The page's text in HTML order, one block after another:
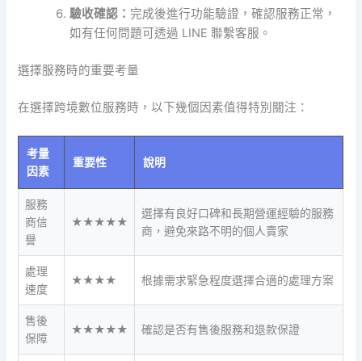
驗收確認： 完成後進行功能驗證，確認服務正常，
如有任何問題可透過 LINE 聯繫客服。
選擇服務時的重要考量
在選擇跨境數位服務時，以下幾個因素值得特別關注：
考量
因素
重要性 說明
服務
商信
譽
★★★★★
選擇有良好口碑和長期營運經驗的服務
商，避免來路不明的個人賣家
處理
速度
★★★★ 根據需求緊急程度選擇合適的處理方案
售後
保障
★★★★★ 確認是否有售後服務和退款保證